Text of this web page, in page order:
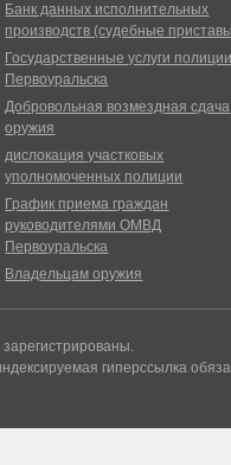
Банк данных исполнительных
производств (судебные
Государственные услуги
Первоуральска
Добровольная возмездная сдача
оружия
дислокация участковых
уполномоченных полиции
График приема граждан
руководителями ОМВД
Первоуральска
Владельцам оружия
гиперссылка